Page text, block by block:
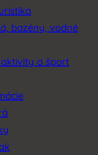
bazény, vodné
a šport